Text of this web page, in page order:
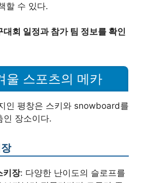
할 수 있다.
대회 일정과 참가 팀 정보를 확인
울 스포츠의 메카
인 평창은 스키와 snowboard를
인 장소이다.
키장: 다양한 난이도의 슬로프를